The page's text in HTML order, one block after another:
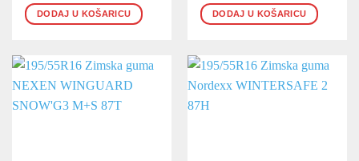
DODAJ U KOŠARICU DODAJ U KOŠARICU